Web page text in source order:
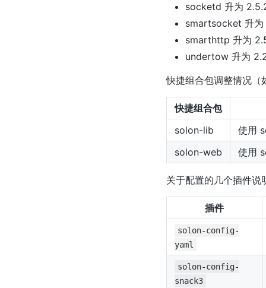
socketd 升为
smartsocket 升为
smarthttp 升为
undertow 升为
快捷组合包调整情况（
快捷组合包
solon-lib
使用
solon-web
使用
关于配置的几个插件
插件
solon-config-
yaml
solon-config-
snack3